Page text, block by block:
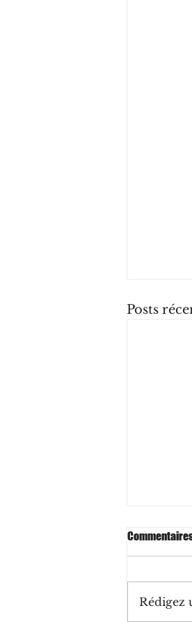
Posts
Rédigez